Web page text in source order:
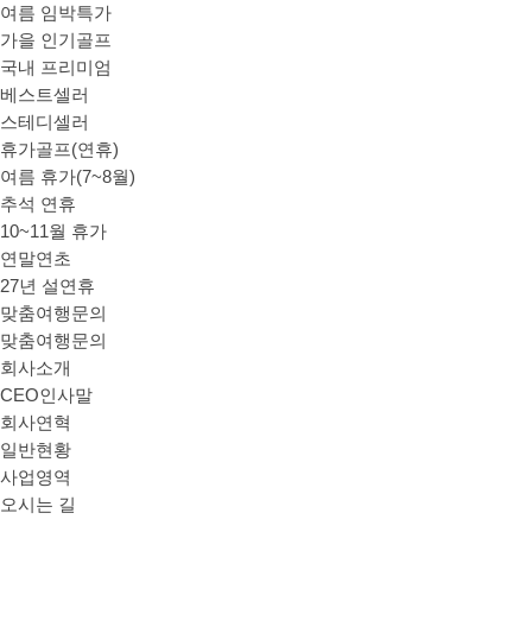
여름 임박특가
가을 인기골프
국내 프리미엄
베스트셀러
스테디셀러
휴가골프(연휴)
여름 휴가(7~8월)
추석 연휴
10~11월 휴가
연말연초
27년 설연휴
맞춤여행문의
맞춤여행문의
회사소개
CEO인사말
회사연혁
일반현황
사업영역
오시는 길